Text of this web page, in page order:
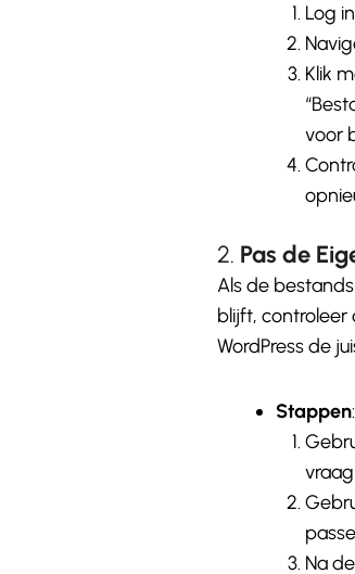
Log
Klik
voor
2. Pas de
Als de
blijft, controleer
WordPress de
Stappen:
Na